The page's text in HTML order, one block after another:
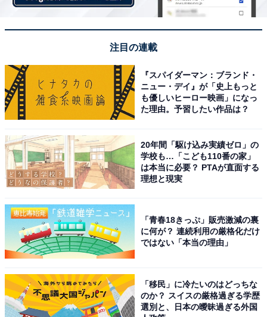
Apple 2025 MacBook Pro 10 コアCPU、10 コアGPU の
M5 チップ搭載ノートパソコン：Apple Intelligence のた
めに設計、14.2 インチLiquid Retina XDR ディスプレ
イ、16GB ユニファイドメモリ、1TBのSSD ストレージ -
シルバー
Apple「MacBook Pro 14.2インチ（2025）」
注目の連載
『スパイダーマン：ブランド・
ニュー・デイ』が「史上もっと
も優しいヒーロー映画」になっ
た理由。予習したい作品は？
20年間「駆け込み実績ゼロ」の
学校も…「こども110番の家」
は本当に必要？ PTAが直面する
理想と現実
「青春18きっぷ」販売激減の裏
に何が？ 連続利用の厳格化だけ
ではない「本当の理由」
「移民」に冷たいのはどっちな
のか？ スイスの厳格過ぎる学歴
選別と、日本の曖昧過ぎる外国